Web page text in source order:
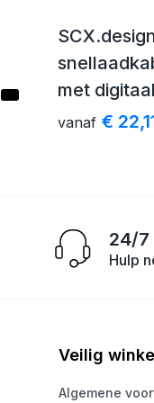
met
vanaf €
24/7
Hulp
Veilig
Algemene